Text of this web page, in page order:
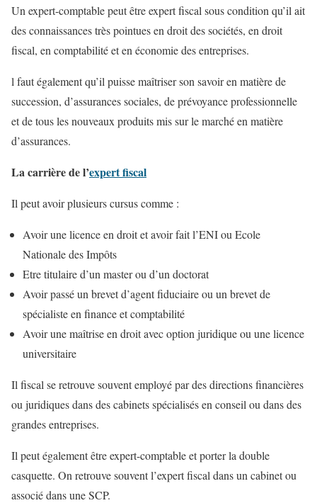
Un expert-comptable peut être expert fiscal sous condition qu’il ait
des connaissances très pointues en droit des sociétés, en droit
fiscal, en comptabilité et en économie des entreprises.
l faut également qu’il puisse maîtriser son savoir en matière de
succession, d’assurances sociales, de prévoyance professionnelle
et de tous les nouveaux produits mis sur le marché en matière
d’assurances.
La carrière de l’expert fiscal
Il peut avoir plusieurs cursus comme :
Avoir une licence en droit et avoir fait l’ENI ou Ecole
Nationale des Impôts
Etre titulaire d’un master ou d’un doctorat
Avoir passé un brevet d’agent fiduciaire ou un brevet de
spécialiste en finance et comptabilité
Avoir une maîtrise en droit avec option juridique ou une licence
universitaire
Il fiscal se retrouve souvent employé par des directions financières
ou juridiques dans des cabinets spécialisés en conseil ou dans des
grandes entreprises.
Il peut également être expert-comptable et porter la double
casquette. On retrouve souvent l’expert fiscal dans un cabinet ou
associé dans une SCP.